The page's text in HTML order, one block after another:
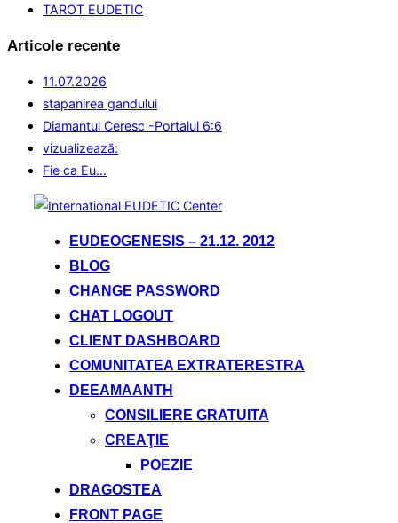
TAROT EUDETIC
Articole recente
11.07.2026
stapanirea gandului
Diamantul Ceresc -Portalul 6:6
vizualizează:
Fie ca Eu…
EUDEOGENESIS – 21.12. 2012
BLOG
CHANGE PASSWORD
CHAT LOGOUT
CLIENT DASHBOARD
COMUNITATEA EXTRATERESTRA
DEEAMAANTH
CONSILIERE GRATUITA
CREAŢIE
POEZIE
DRAGOSTEA
FRONT PAGE